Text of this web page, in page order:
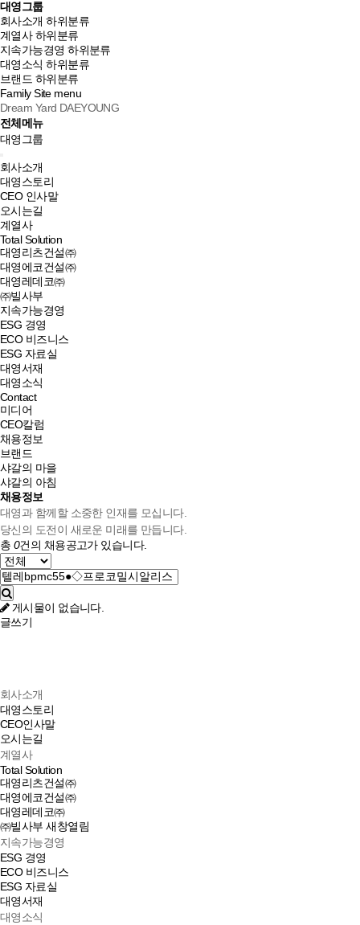
대영그룹
회사소개 하위분류
계열사 하위분류
지속가능경영 하위분류
대영소식 하위분류
브랜드 하위분류
Family Site menu
Dream Yard DAEYOUNG
전체메뉴
대영그룹
회사소개
대영스토리
CEO 인사말
오시는길
계열사
Total Solution
대영리츠건설㈜
대영에코건설㈜
대영레데코㈜
㈜빌사부
지속가능경영
ESG 경영
ECO 비즈니스
ESG 자료실
대영서재
대영소식
Contact
미디어
CEO칼럼
채용정보
브랜드
샤갈의 마을
샤갈의 아침
채용정보
대영과 함께할 소중한 인재를 모십니다.
당신의 도전이 새로운 미래를 만듭니다.
총 0건의 채용공고가 있습니다.
게시물이 없습니다.
글쓰기
회사소개
대영스토리
CEO인사말
오시는길
계열사
Total Solution
대영리츠건설㈜
대영에코건설㈜
대영레데코㈜
㈜빌사부새창열림
지속가능경영
ESG 경영
ECO 비즈니스
ESG 자료실
대영서재
대영소식